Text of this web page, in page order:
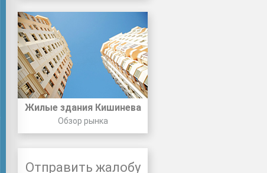
Жилые здания Кишинева
Обзор рынка
Отправить жалобу